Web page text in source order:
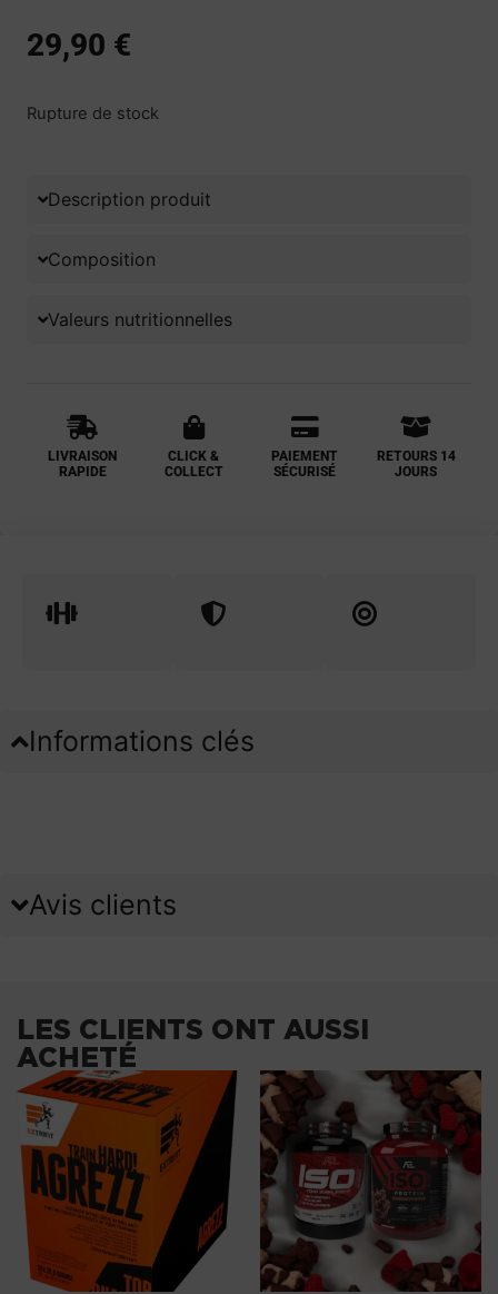
29,90 €
Rupture de stock
Description produit
Composition
Valeurs nutritionnelles
LIVRAISON
RAPIDE
CLICK &
COLLECT
PAIEMENT
SÉCURISÉ
RETOURS 14
JOURS
Informations clés
Avis clients
LES CLIENTS ONT AUSSI
ACHETÉ